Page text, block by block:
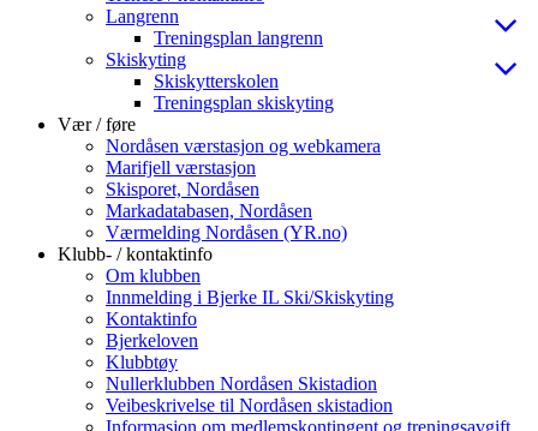
Langrenn
Treningsplan langrenn
Skiskyting
Skiskytterskolen
Treningsplan skiskyting
Vær / føre
Nordåsen værstasjon og webkamera
Marifjell værstasjon
Skisporet, Nordåsen
Markadatabasen, Nordåsen
Værmelding Nordåsen (YR.no)
Klubb- / kontaktinfo
Om klubben
Innmelding i Bjerke IL Ski/Skiskyting
Kontaktinfo
Bjerkeloven
Klubbtøy
Nullerklubben Nordåsen Skistadion
Veibeskrivelse til Nordåsen skistadion
Informasjon om medlemskontingent og treningsavgift